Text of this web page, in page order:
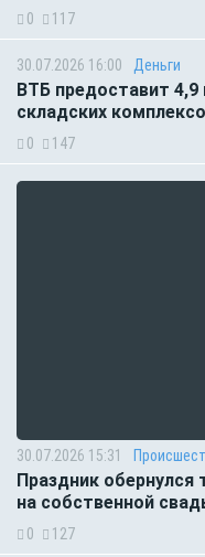
0 117
30.07.2026 16:00 Деньги
ВТБ предоставит
складских
0 147
30.07.2026 15:31
Праздник обернулся
на собственной
0 127